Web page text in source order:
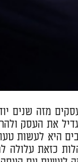
מזה שנים
את העסק
היא לעשות
כזאת עלולה